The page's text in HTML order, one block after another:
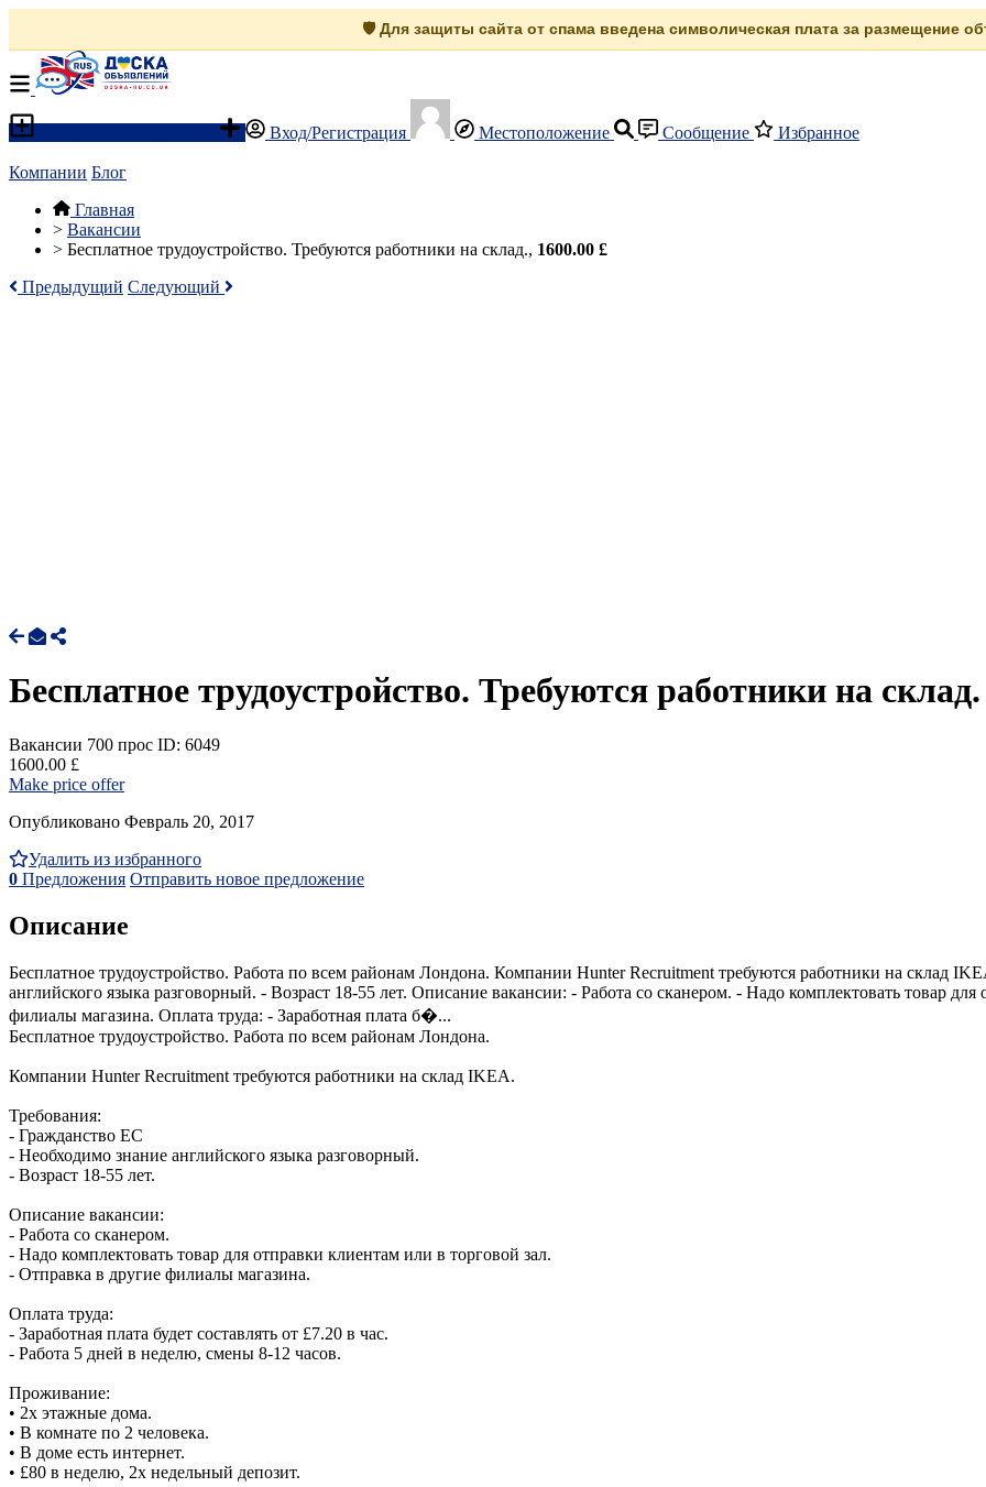
🛡️ Для защиты сайта от спама введена символическая плата за размещение
Вход/Регистрация Местоположение Сообщение Избранное
Компании Блог
Главная
> Вакансии
> Бесплатное трудоустройство. Требуются работники на склад., 1600.00 £
Предыдущий Следующий
Бесплатное трудоустройство. Требуются работники на склад.
Вакансии 700 прос ID: 6049
1600.00 £
Make price offer
Опубликовано Февраль 20, 2017
Удалить из избранного
0 Предложения Отправить новое предложение
Описание
Бесплатное трудоустройство. Работа по всем районам Лондона. Компании Hunter Recruitment требуются работники на склад
английского языка разговорный. - Возраст 18-55 лет. Описание вакансии: - Работа со сканером. - Надо комплектовать товар
филиалы магазина. Оплата труда: - Заработная плата б�...
Бесплатное трудоустройство. Работа по всем районам Лондона.
Компании Hunter Recruitment требуются работники на склад IKEA.
Требования:
- Гражданство ЕС
- Необходимо знание английского языка разговорный.
- Возраст 18-55 лет.
Описание вакансии:
- Работа со сканером.
- Надо комплектовать товар для отправки клиентам или в торговой зал.
- Отправка в другие филиалы магазина.
Оплата труда:
- Заработная плата будет составлять от £7.20 в час.
- Работа 5 дней в неделю, смены 8-12 часов.
Проживание:
• 2х этажные дома.
• В комнате по 2 человека.
• В доме есть интернет.
• £80 в неделю, 2х недельный депозит.